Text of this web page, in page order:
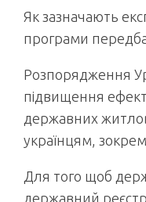
Як зазначають
програми
Розпорядження
підвищення
державних
українцям,
Для того щоб
державний